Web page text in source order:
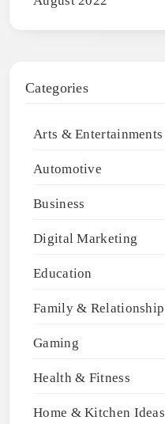
Categories
Arts & Entertainments
Automotive
Business
Digital Marketing
Education
Family & Relationship
Gaming
Health & Fitness
Home & Kitchen Ideas